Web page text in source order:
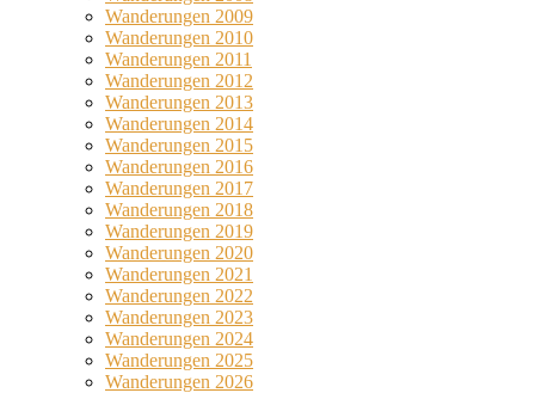
Wanderungen 2009
Wanderungen 2010
Wanderungen 2011
Wanderungen 2012
Wanderungen 2013
Wanderungen 2014
Wanderungen 2015
Wanderungen 2016
Wanderungen 2017
Wanderungen 2018
Wanderungen 2019
Wanderungen 2020
Wanderungen 2021
Wanderungen 2022
Wanderungen 2023
Wanderungen 2024
Wanderungen 2025
Wanderungen 2026